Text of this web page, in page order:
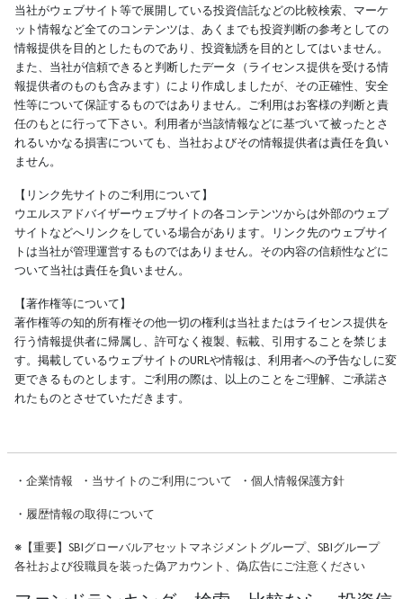
当社がウェブサイト等で展開している投資信託などの比較検索、マーケ
ット情報など全てのコンテンツは、あくまでも投資判断の参考としての
情報提供を目的としたものであり、投資勧誘を目的としてはいません。
また、当社が信頼できると判断したデータ（ライセンス提供を受ける情
報提供者のものも含みます）により作成しましたが、その正確性、安全
性等について保証するものではありません。ご利用はお客様の判断と責
任のもとに行って下さい。利用者が当該情報などに基づいて被ったとさ
れるいかなる損害についても、当社およびその情報提供者は責任を負い
ません。
【リンク先サイトのご利用について】
ウエルスアドバイザーウェブサイトの各コンテンツからは外部のウェブ
サイトなどへリンクをしている場合があります。リンク先のウェブサイ
トは当社が管理運営するものではありません。その内容の信頼性などに
ついて当社は責任を負いません。
【著作権等について】
著作権等の知的所有権その他一切の権利は当社またはライセンス提供を
行う情報提供者に帰属し、許可なく複製、転載、引用することを禁じま
す。掲載しているウェブサイトのURLや情報は、利用者への予告なしに変
更できるものとします。ご利用の際は、以上のことをご理解、ご承諾さ
れたものとさせていただきます。
・ 企業情報 ・ 当サイトのご利用について ・ 個人情報保護方針
・ 履歴情報の取得について
※【重要】SBIグローバルアセットマネジメントグループ、SBIグループ
各社および役職員を装った偽アカウント、偽広告にご注意ください